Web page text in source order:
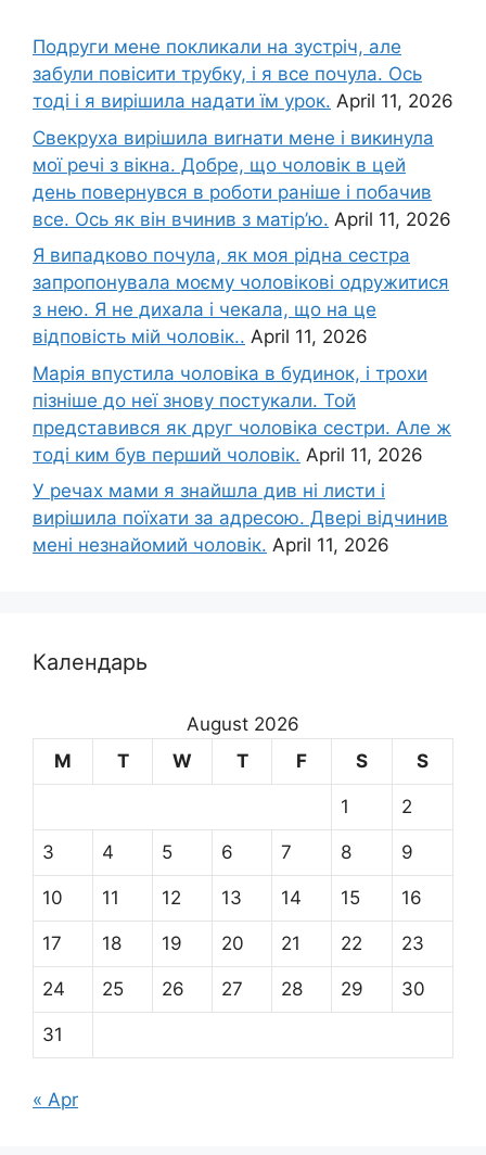
Подруги мене покликали на зустріч, але
забули повісити трубку, і я все почула. Ось
тоді і я вирішила надати їм урок. April 11, 2026
Свекруха вирішила виrнати мене і викинула
мої речі з вікна. Добре, що чоловік в цей
день повернувся в роботи раніше і побачив
все. Ось як він вчинив з матір’ю. April 11, 2026
Я випадково почула, як моя рідна сестра
запропонувала моєму чоловікові одружитися
з нею. Я не дихала і чекала, що на це
відповість мій чоловік.. April 11, 2026
Марія впустила чоловіка в будинок, і трохи
пізніше до неї знову постукали. Той
представився як друг чоловіка сестри. Але ж
тоді ким був перший чоловік. April 11, 2026
У речах мами я знайшла див ні листи і
вирішила поїхати за адресою. Двері відчинив
мені незнайомий чоловік. April 11, 2026
Календарь
August 2026
M
T W T F S S
1 2
3 4 5 6 7 8 9
10 11 12 13 14 15 16
17 18 19 20 21 22 23
24 25 26 27 28 29 30
31
« Apr